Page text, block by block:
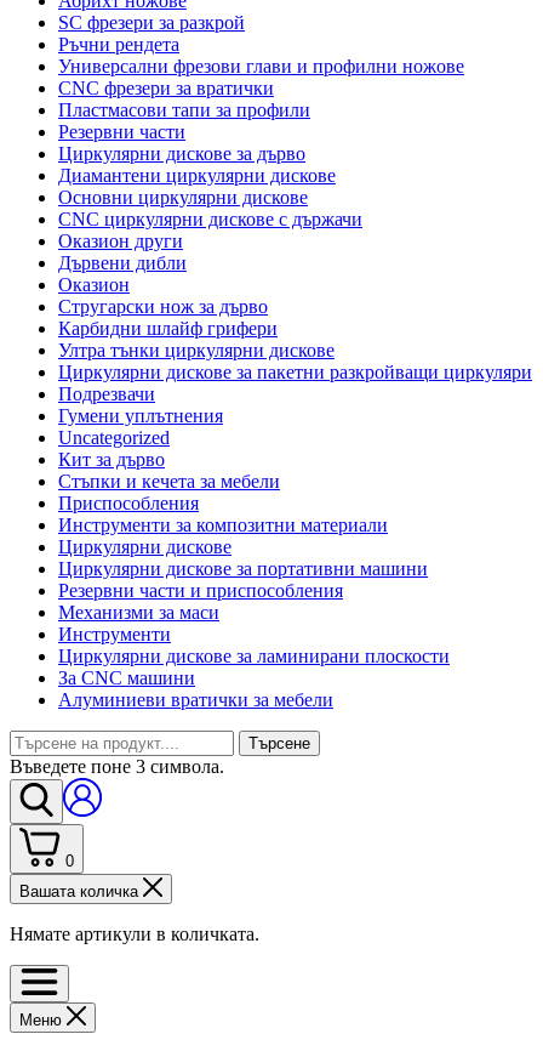
SC фрезери за разкрой
Ръчни рендета
Универсални фрезови глави и профилни ножове
CNC фрезери за вратички
Пластмасови тапи за профили
Резервни части
Циркулярни дискове за дърво
Диамантени циркулярни дискове
Основни циркулярни дискове
CNC циркулярни дискове с държачи
Оказион други
Дървени дибли
Оказион
Стругарски нож за дърво
Карбидни шлайф грифери
Ултра тънки циркулярни дискове
Циркулярни дискове за пакетни разкройващи циркуляри
Подрезвачи
Гумени уплътнения
Uncategorized
Кит за дърво
Стъпки и кечета за мебели
Приспособления
Инструменти за композитни материали
Циркулярни дискове
Циркулярни дискове за портативни машини
Резервни части и приспособления
Механизми за маси
Инструменти
Циркулярни дискове за ламинирани плоскости
За CNC машини
Алуминиеви вратички за мебели
Търсене
Въведете поне 3 символа.
0
Вашата количка
Нямате артикули в количката.
Меню